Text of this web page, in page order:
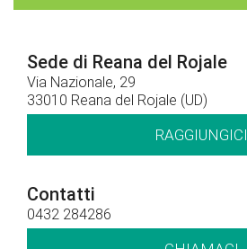
Sede di Reana del Rojale
Via Nazionale, 29
33010 Reana del Rojale (UD)
RAGGIUNGICI
Contatti
0432 284286